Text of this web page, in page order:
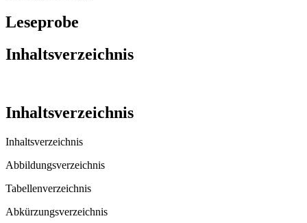
Leseprobe
Inhaltsverzeichnis
Inhaltsverzeichnis
Inhaltsverzeichnis
Abbildungsverzeichnis
Tabellenverzeichnis
Abkürzungsverzeichnis